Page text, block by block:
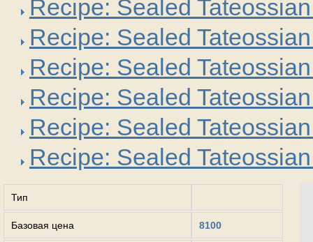
Recipe: Sealed
Recipe: Sealed
Recipe: Sealed
Recipe: Sealed
Recipe: Sealed
Recipe: Sealed
Тип
Базовая цена 8100